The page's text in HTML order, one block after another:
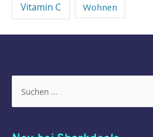
Vitamin C Wohnen
nach: